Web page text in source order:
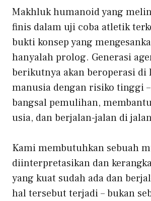
Makhluk humanoid yang
finis dalam uji coba atletik
bukti konsep yang
hanyalah prolog. Generasi
berikutnya akan beroperasi di
manusia dengan risiko tinggi
bangsal pemulihan,
usia, dan berjalan-jalan di
Kami membutuhkan sebuah
diinterpretasikan dan
yang kuat sudah ada dan
hal tersebut terjadi – bukan